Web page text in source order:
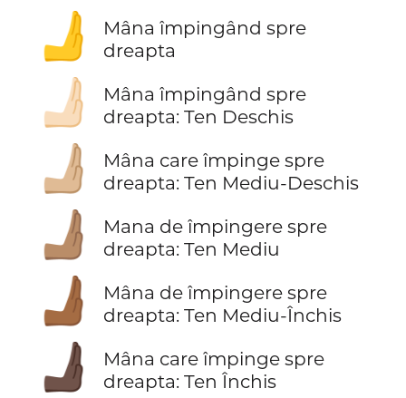
🫸
Mâna împingând spre
dreapta
🫸🏻
Mâna împingând spre
dreapta: Ten Deschis
🫸🏼
Mâna care împinge spre
dreapta: Ten Mediu-Deschis
🫸🏽
Mana de împingere spre
dreapta: Ten Mediu
🫸🏾
Mâna de împingere spre
dreapta: Ten Mediu-Închis
🫸🏿
Mâna care împinge spre
dreapta: Ten Închis